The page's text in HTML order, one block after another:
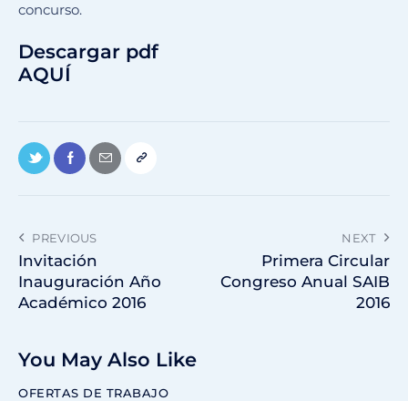
concurso.
Descargar pdf
AQUÍ
PREVIOUS
Invitación
Inauguración Año
Académico 2016
NEXT
Primera Circular
Congreso Anual SAIB
2016
You May Also Like
OFERTAS DE TRABAJO